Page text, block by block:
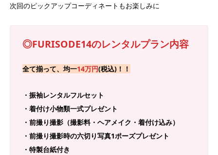
次回のピックアップコーディネートもお楽しみに
◎FURISODE14のレンタルプラン内容
全て揃って、均一14万円(税込)！！
・振袖レンタルフルセット
・着付け小物類一式プレゼント
・前撮り撮影（撮影料・ヘアメイク・着付け込み）
・前撮り撮影時の六切り写真1ポーズプレゼント
・特製台紙付き